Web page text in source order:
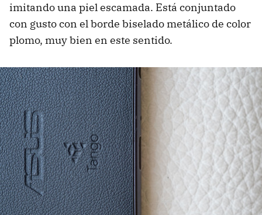
imitando una piel escamada. Está conjuntado
con gusto con el borde biselado metálico de color
plomo, muy bien en este sentido.